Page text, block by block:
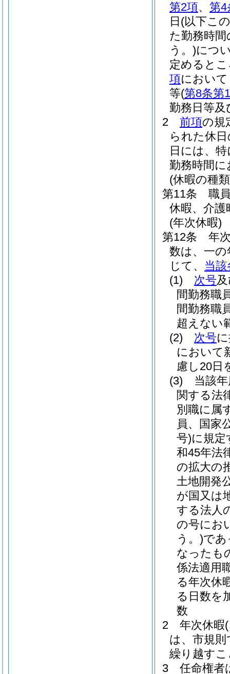
第2項、 第4
日 (以下こ
た勤務時間
う。)につ
定めると
項におい
等(第8条第
勤務日等及
2
前項の規
られた休
日には、
勤務時間
(休暇の種
第11条
職
休暇、介護
(年次休暇)
第12条
年
数は、一
じて、 当
(1)
次号
間勤務職
間勤務職
超えない
(2)
次号
において
慮し20日
(3)
当該
関する法
別職に属
員、国家
号)に規定
和45年法
の拡大の
土地開発
が国又は
する法人
の号にお
う。)であ
なったも
係法適用
る年次休
る日数を
数
2
年次休暇
は、市規
繰り越す
3
任命権者